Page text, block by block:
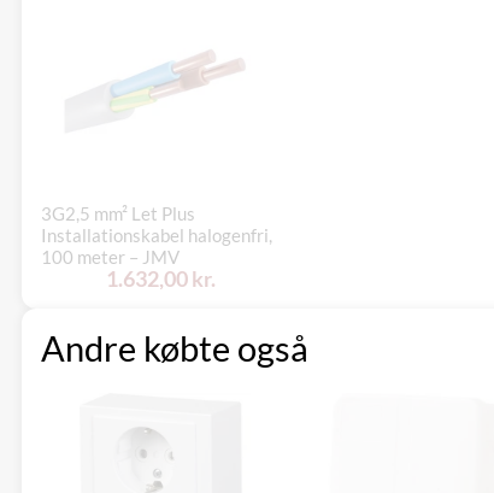
3G2,5 mm² Let Plus
Installationskabel halogenfri,
100 meter – JMV
1.632,00 kr.
Andre købte også